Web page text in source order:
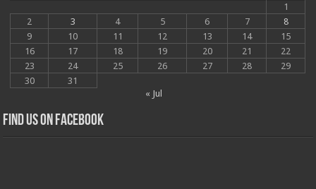
1
2
3 4 5 6 7
8
9
10 11 12 13 14
15
16
17 18 19 20 21
22
23
24 25 26 27 28
29
30
31
« Jul
Find us on Facebook